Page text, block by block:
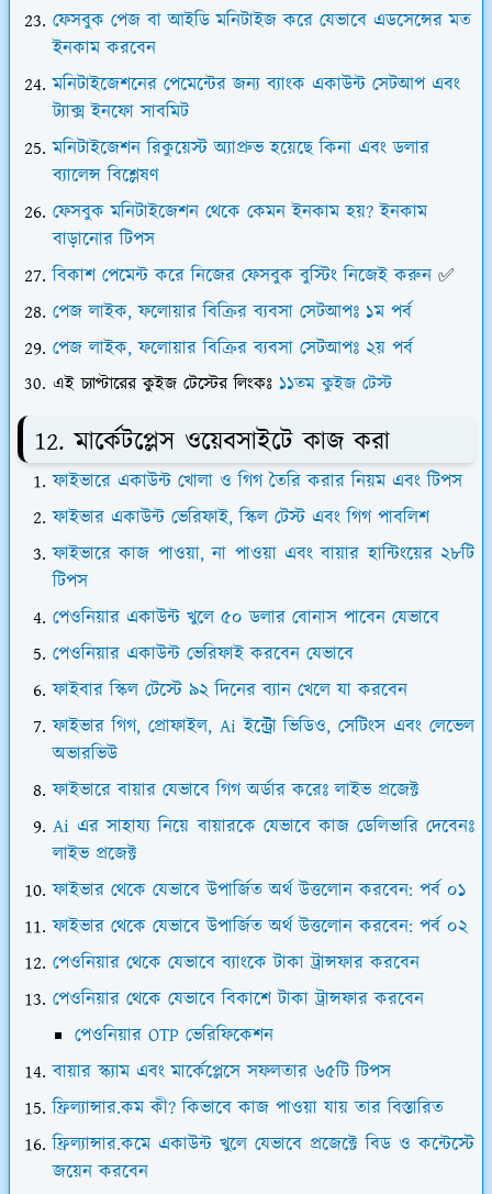
ফেসবুক পেজ বা আইডি মনিটাইজ করে যেভাবে এডসেন্সের মত
ইনকাম করবেন
মনিটাইজেশনের পেমেন্টের জন্য ব্যাংক একাউন্ট সেটআপ এবং
ট্যাক্স ইনফো সাবমিট
মনিটাইজেশন রিকুয়েস্ট অ্যাপ্রুভ হয়েছে কিনা এবং ডলার
ব্যালেন্স বিশ্লেষণ
ফেসবুক মনিটাইজেশন থেকে কেমন ইনকাম হয়? ইনকাম
বাড়ানোর টিপস
বিকাশ পেমেন্ট করে নিজের ফেসবুক বুস্টিং নিজেই করুন ✅
পেজ লাইক, ফলোয়ার বিক্রির ব্যবসা সেটআপঃ ১ম পর্ব
পেজ লাইক, ফলোয়ার বিক্রির ব্যবসা সেটআপঃ ২য় পর্ব
এই চ্যাপ্টারের কুইজ টেস্টের লিংকঃ ১১তম কুইজ টেস্ট
12. মার্কেটপ্লেস ওয়েবসাইটে কাজ করা
ফাইভারে একাউন্ট খোলা ও গিগ তৈরি করার নিয়ম এবং টিপস
ফাইভার একাউন্ট ভেরিফাই, স্কিল টেস্ট এবং গিগ পাবলিশ
ফাইভারে কাজ পাওয়া, না পাওয়া এবং বায়ার হান্টিংয়ের ২৮টি
টিপস
পেওনিয়ার একাউন্ট খুলে ৫০ ডলার বোনাস পাবেন যেভাবে
পেওনিয়ার একাউন্ট ভেরিফাই করবেন যেভাবে
ফাইবার স্কিল টেস্টে ৯২ দিনের ব্যান খেলে যা করবেন
ফাইভার গিগ, প্রোফাইল, Ai ইন্ট্রো ভিডিও, সেটিংস এবং লেভেল
অভারভিউ
ফাইভারে বায়ার যেভাবে গিগ অর্ডার করেঃ লাইভ প্রজেক্ট
Ai এর সাহায্য নিয়ে বায়ারকে যেভাবে কাজ ডেলিভারি দেবেনঃ
লাইভ প্রজেক্ট
ফাইভার থেকে যেভাবে উপার্জিত অর্থ উত্তলোন করবেন: পর্ব ০১
ফাইভার থেকে যেভাবে উপার্জিত অর্থ উত্তলোন করবেন: পর্ব ০২
পেওনিয়ার থেকে যেভাবে ব্যাংকে টাকা ট্রান্সফার করবেন
পেওনিয়ার থেকে যেভাবে বিকাশে টাকা ট্রান্সফার করবেন
পেওনিয়ার OTP ভেরিফিকেশন
বায়ার স্ক্যাম এবং মার্কেপ্লেসে সফলতার ৬৫টি টিপস
ফ্রিল্যান্সার.কম কী? কিভাবে কাজ পাওয়া যায় তার বিস্তারিত
ফ্রিল্যান্সার.কমে একাউন্ট খুলে যেভাবে প্রজেক্টে বিড ও কন্টেস্টে
জয়েন করবেন